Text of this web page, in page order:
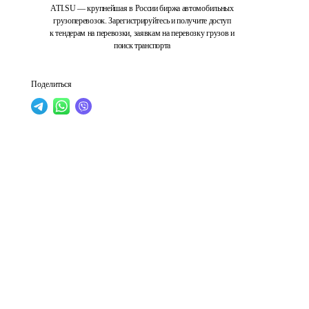
ATI.SU — крупнейшая в России биржа автомобильных
грузоперевозок. Зарегистрируйтесь и получите доступ
к тендерам на перевозки, заявкам на перевозку грузов и
поиск транспорта
Поделиться